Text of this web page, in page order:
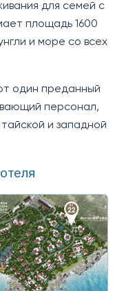
для семей с
площадь 1600
и море со всех
один преданный
персонал,
и западной